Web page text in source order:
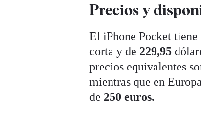
Precios y
El iPhone Pocket tiene
corta y de 229,95
precios equivalentes
mientras que en
de 250 euros.